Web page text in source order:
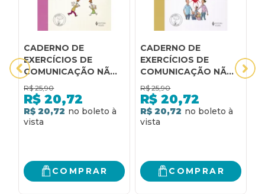
CADERNO DE
EXERCÍCIOS DE
COMUNICAÇÃO NÃO
VIOLENTA
R$ 25,90
R$ 20,72
R$ 20,72
COMPRAR
CADERNO DE
EXERCÍCIOS DE
COMUNICAÇÃO NÃO
VIOLENTA COM AS
CRIANÇAS
R$ 25,90
R$ 20,72
R$ 20,72
COMPRAR